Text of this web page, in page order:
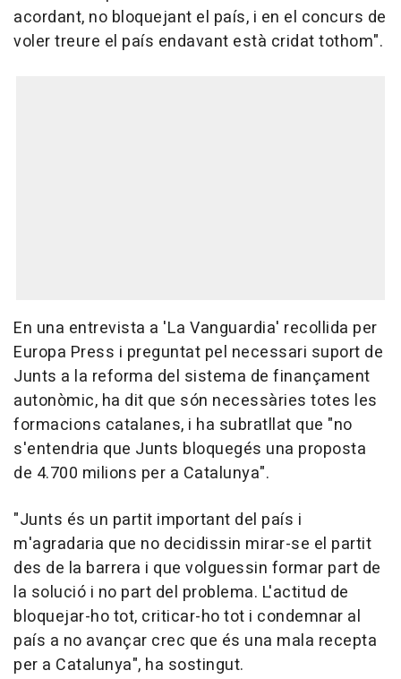
acordant, no bloquejant el país, i en el concurs de
voler treure el país endavant està cridat tothom".
En una entrevista a 'La Vanguardia' recollida per
Europa Press i preguntat pel necessari suport de
Junts a la reforma del sistema de finançament
autonòmic, ha dit que són necessàries totes les
formacions catalanes, i ha subratllat que "no
s'entendria que Junts bloquegés una proposta
de 4.700 milions per a Catalunya".
"Junts és un partit important del país i
m'agradaria que no decidissin mirar-se el partit
des de la barrera i que volguessin formar part de
la solució i no part del problema. L'actitud de
bloquejar-ho tot, criticar-ho tot i condemnar al
país a no avançar crec que és una mala recepta
per a Catalunya", ha sostingut.